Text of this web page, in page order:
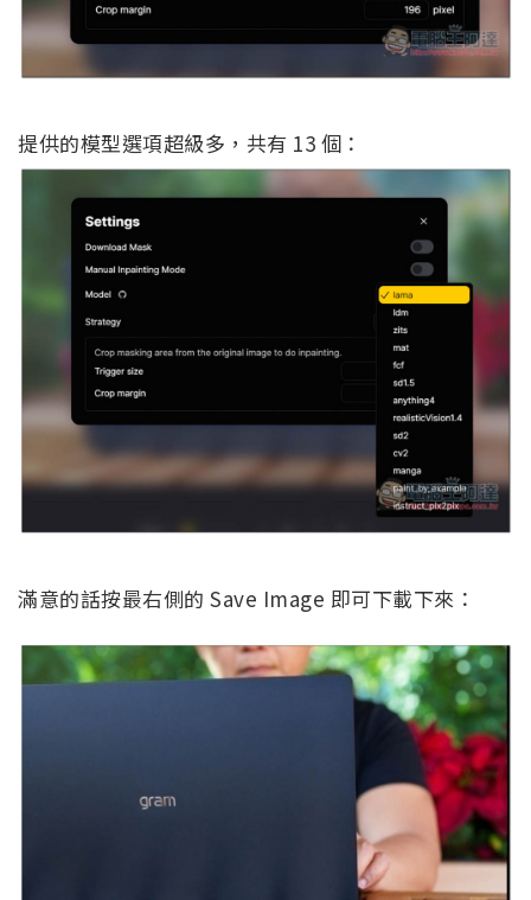
提供的模型選項超級多，共有 13 個：
滿意的話按最右側的 Save Image 即可下載下來：